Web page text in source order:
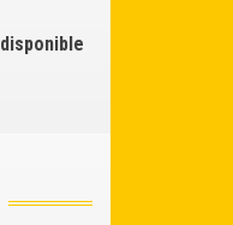
disponible